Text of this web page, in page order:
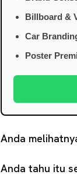
Billboard &
Car
Poster
Anda
Anda tahu itu